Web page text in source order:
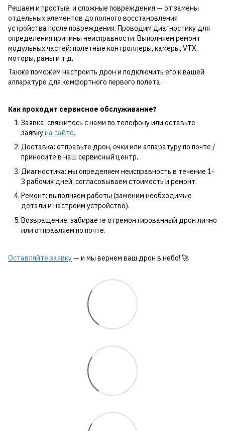
Решаем и простые, и сложные повреждения — от замены
отдельных элементов до полного восстановления
устройства после повреждения. Проводим диагностику для
определения причины неисправности. Выполняем ремонт
модульных частей: полетные контроллеры, камеры, VTX,
моторы, рамы и т.д.
Также поможем настроить дрон и подключить его к вашей
аппаратуре для комфортного первого полета.
Как проходит сервисное обслуживание?
Заявка: свяжитесь с нами по телефону или оставьте
заявкуна сайте.
Доставка: отправьте дрон, очки или аппаратуру по почте /
принесите в наш сервисный центр.
Диагностика: мы определяем неисправность в течение 1-
3 рабочих дней, согласовываем стоимость и ремонт.
Ремонт: выполняем работы (заменим необходимые
детали и настроим устройство).
Возвращение: забираете отремонтированный дрон лично
или отправляем по почте.
Оставляйте заявку — и мы вернем ваш дрон в небо! 🚀